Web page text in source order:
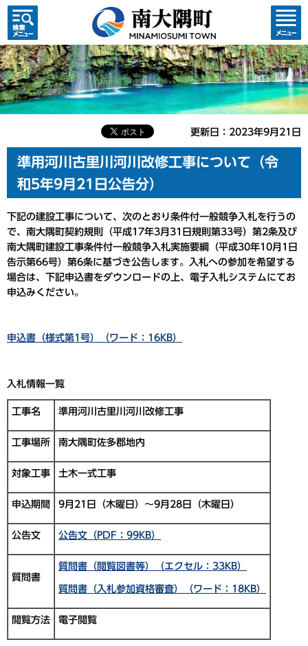
検索・
共通メ
ニュー
コンテ
ンツメ
ニュー
更新日：2023年9月21日
準用河川古里川河川改修工事について（令
和5年9月21日公告分）
下記の建設工事について、次のとおり条件付一般競争入札を行うの
で、南大隅町契約規則（平成17年3月31日規則第33号）第2条及び
南大隅町建設工事条件付一般競争入札実施要綱（平成30年10月1日
告示第66号）第6条に基づき公告します。入札への参加を希望する
場合は、下記申込書をダウンロードの上、電子入札システムにてお
申込みください。
申込書（様式第1号）（ワード：16KB）
入札情報一覧
工事名 準用河川古里川河川改修工事
工事場所 南大隅町佐多郡地内
対象工事 土木一式工事
申込期間 9月21日（木曜日）～9月28日（木曜日）
公告文 公告文（PDF：99KB）
質問書
質問書（閲覧図書等）（エクセル：33KB）
質問書（入札参加資格審査）（ワード：18KB）
閲覧方法 電子閲覧